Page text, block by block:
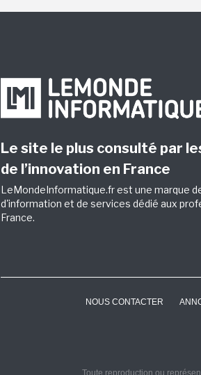
Le site le plus consulté par
de l’innovation en France
LeMondeInformatique.fr est une marque
d'information et de services dédié aux
France.
NOUS CONTACTER